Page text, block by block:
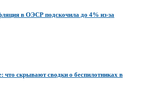
в ОЭСР подскочила до 4% из‑за
что скрывают сводки о беспилотниках в